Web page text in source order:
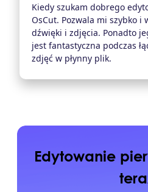
Kiedy szukam dobrego
OsCut. Pozwala mi szybko i
dźwięki i zdjęcia. Ponadto
jest fantastyczna podczas
zdjęć w płynny plik.
Edytowanie